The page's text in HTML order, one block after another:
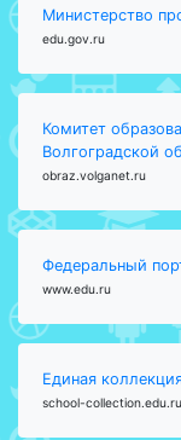
Министерство
edu.gov.ru
Комитет
Волгоградской
obraz.volganet.ru
Федеральный
www.edu.ru
Единая
school-collection.edu.ru